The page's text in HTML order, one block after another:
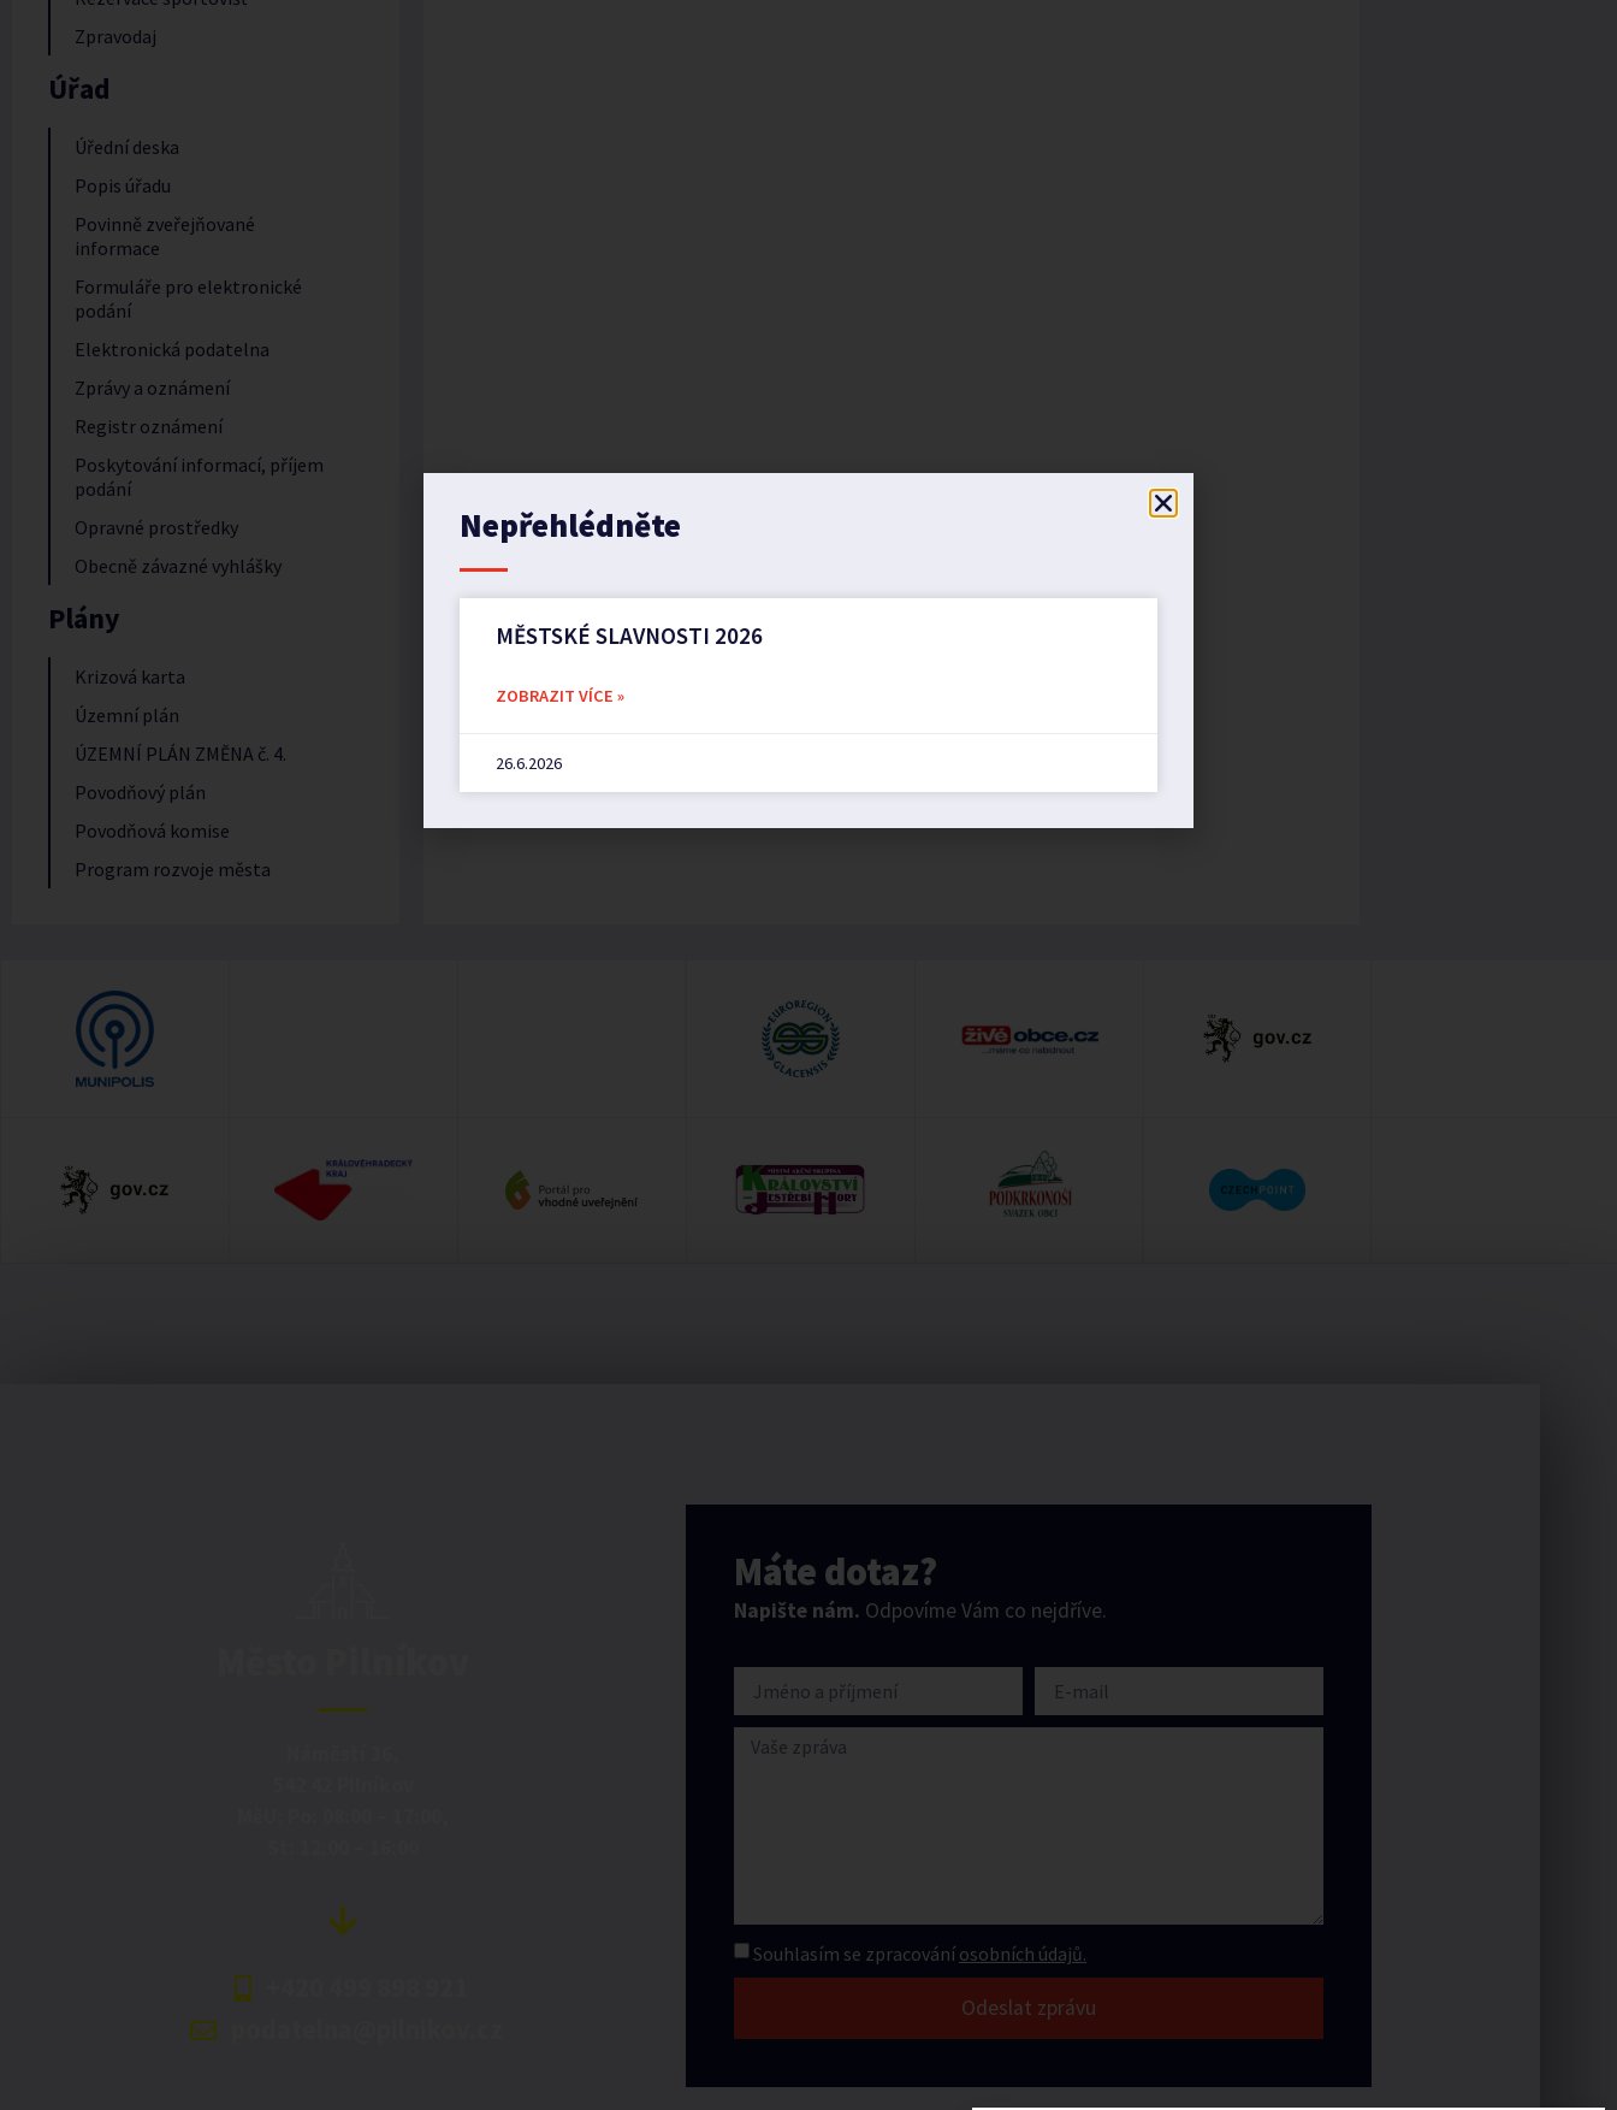
Zpravodaj
Úřad
Úřední deska
Popis úřadu
Povinně zveřejňované
informace
Formuláře pro elektronické
podání
Elektronická podatelna
Zprávy a oznámení
Registr oznámení
Poskytování informací, příjem
podání
Opravné prostředky
Obecně závazné vyhlášky
Plány
Krizová karta
Územní plán
ÚZEMNÍ PLÁN ZMĚNA č. 4.
Povodňový plán
Povodňová komise
Program rozvoje města
Máte dotaz?
Napište nám. Odpovíme Vám co nejdříve.
Souhlasím se zpracování osobních údajů.
Odeslat zprávu
Nepřehlédněte
MĚSTSKÉ SLAVNOSTI 2026
ZOBRAZIT VÍCE »
26.6.2026